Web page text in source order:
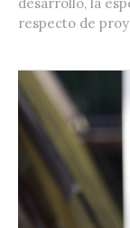
respecto de